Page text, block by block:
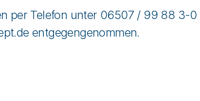
per Telefon unter 06507 / 99 88 3-0
entgegengenommen.